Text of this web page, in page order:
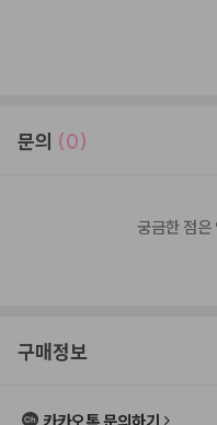
문의 (0)
궁금한 점은
구매정보